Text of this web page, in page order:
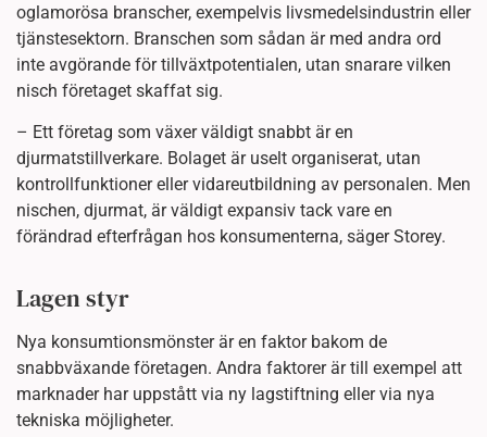
oglamorösa branscher, exempelvis livsmedelsindustrin eller
tjänstesektorn. Branschen som sådan är med andra ord
inte avgörande för tillväxtpotentialen, utan snarare vilken
nisch företaget skaffat sig.
– Ett företag som växer väldigt snabbt är en
djurmatstillverkare. Bolaget är uselt organiserat, utan
kontrollfunktioner eller vidareutbildning av personalen. Men
nischen, djurmat, är väldigt expansiv tack vare en
förändrad efterfrågan hos konsumenterna, säger Storey.
Lagen styr
Nya konsumtionsmönster är en faktor bakom de
snabbväxande företagen. Andra faktorer är till exempel att
marknader har uppstått via ny lagstiftning eller via nya
tekniska möjligheter.